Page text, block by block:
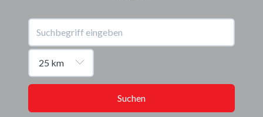
Suchen